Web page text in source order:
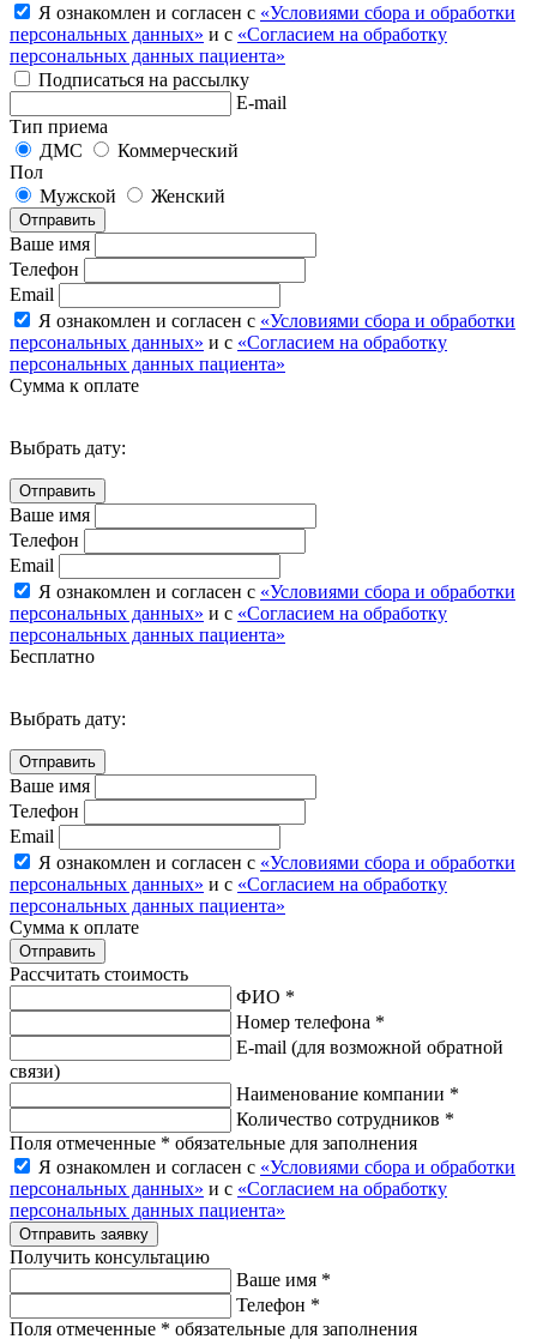
Я ознакомлен и согласен с «Условиями сбора и обработки
персональных данных» и с «Согласием на обработку
персональных данных пациента»
Подписаться на рассылку
E-mail
Тип приема
ДМС
Коммерческий
Пол
Мужской
Женский
Отправить
Ваше имя
Телефон
Email
Я ознакомлен и согласен с «Условиями сбора и обработки
персональных данных» и с «Согласием на обработку
персональных данных пациента»
Сумма к оплате
Выбрать дату:
Ваше имя
Телефон
Email
Я ознакомлен и согласен с «Условиями сбора и обработки
персональных данных» и с «Согласием на обработку
персональных данных пациента»
Бесплатно
Выбрать дату:
Ваше имя
Телефон
Email
Я ознакомлен и согласен с «Условиями сбора и обработки
персональных данных» и с «Согласием на обработку
персональных данных пациента»
Сумма к оплате
Рассчитать стоимость
ФИО *
Номер телефона *
E-mail (для возможной обратной
связи)
Наименование компании *
Количество сотрудников *
Поля отмеченные * обязательные для заполнения
Я ознакомлен и согласен с «Условиями сбора и обработки
персональных данных» и с «Согласием на обработку
персональных данных пациента»
Отправить заявку
Получить консультацию
Ваше имя *
Телефон *
Поля отмеченные * обязательные для заполнения